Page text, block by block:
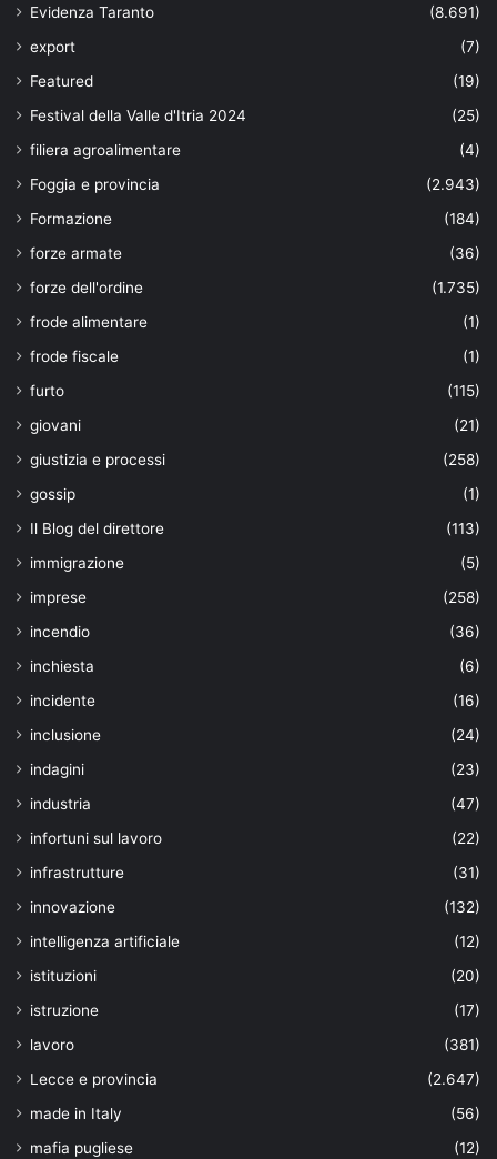
Evidenza Taranto
(8.691)
export
(7)
Featured
(19)
Festival della Valle d'Itria 2024
(25)
filiera agroalimentare
(4)
Foggia e provincia
(2.943)
Formazione
(184)
forze armate
(36)
forze dell'ordine
(1.735)
frode alimentare
(1)
frode fiscale
(1)
furto
(115)
giovani
(21)
giustizia e processi
(258)
gossip
(1)
Il Blog del direttore
(113)
immigrazione
(5)
imprese
(258)
incendio
(36)
inchiesta
(6)
incidente
(16)
inclusione
(24)
indagini
(23)
industria
(47)
infortuni sul lavoro
(22)
infrastrutture
(31)
innovazione
(132)
intelligenza artificiale
(12)
istituzioni
(20)
istruzione
(17)
lavoro
(381)
Lecce e provincia
(2.647)
made in Italy
(56)
mafia pugliese
(12)